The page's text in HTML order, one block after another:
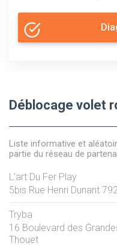
Déblocage volet
Liste informative et
partie du réseau de
L'art Du Fer Play
5bis Rue Henri Dunant
Tryba
16 Boulevard des
Thouet